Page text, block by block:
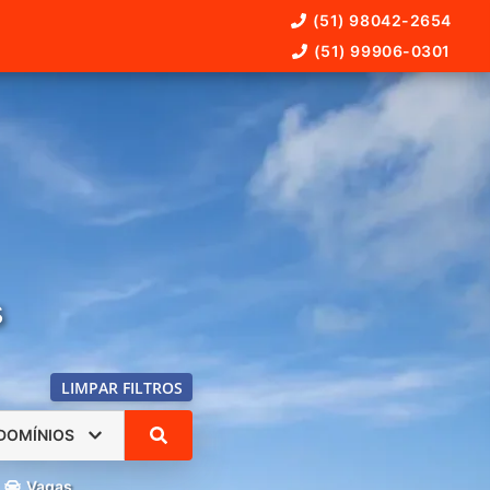
(51) 98042-2654
(51) 99906-0301
LIMPAR FILTROS
Vagas